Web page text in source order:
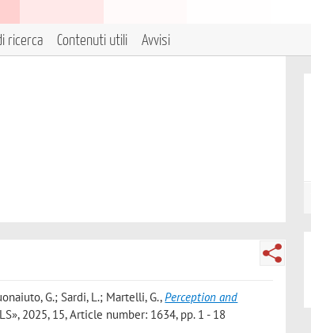
ricerca Contenuti utili Avvisi
G.; Sardi, L.; Martelli, G.,Perception and
2025, 15, Article number: 1634, pp. 1 - 18